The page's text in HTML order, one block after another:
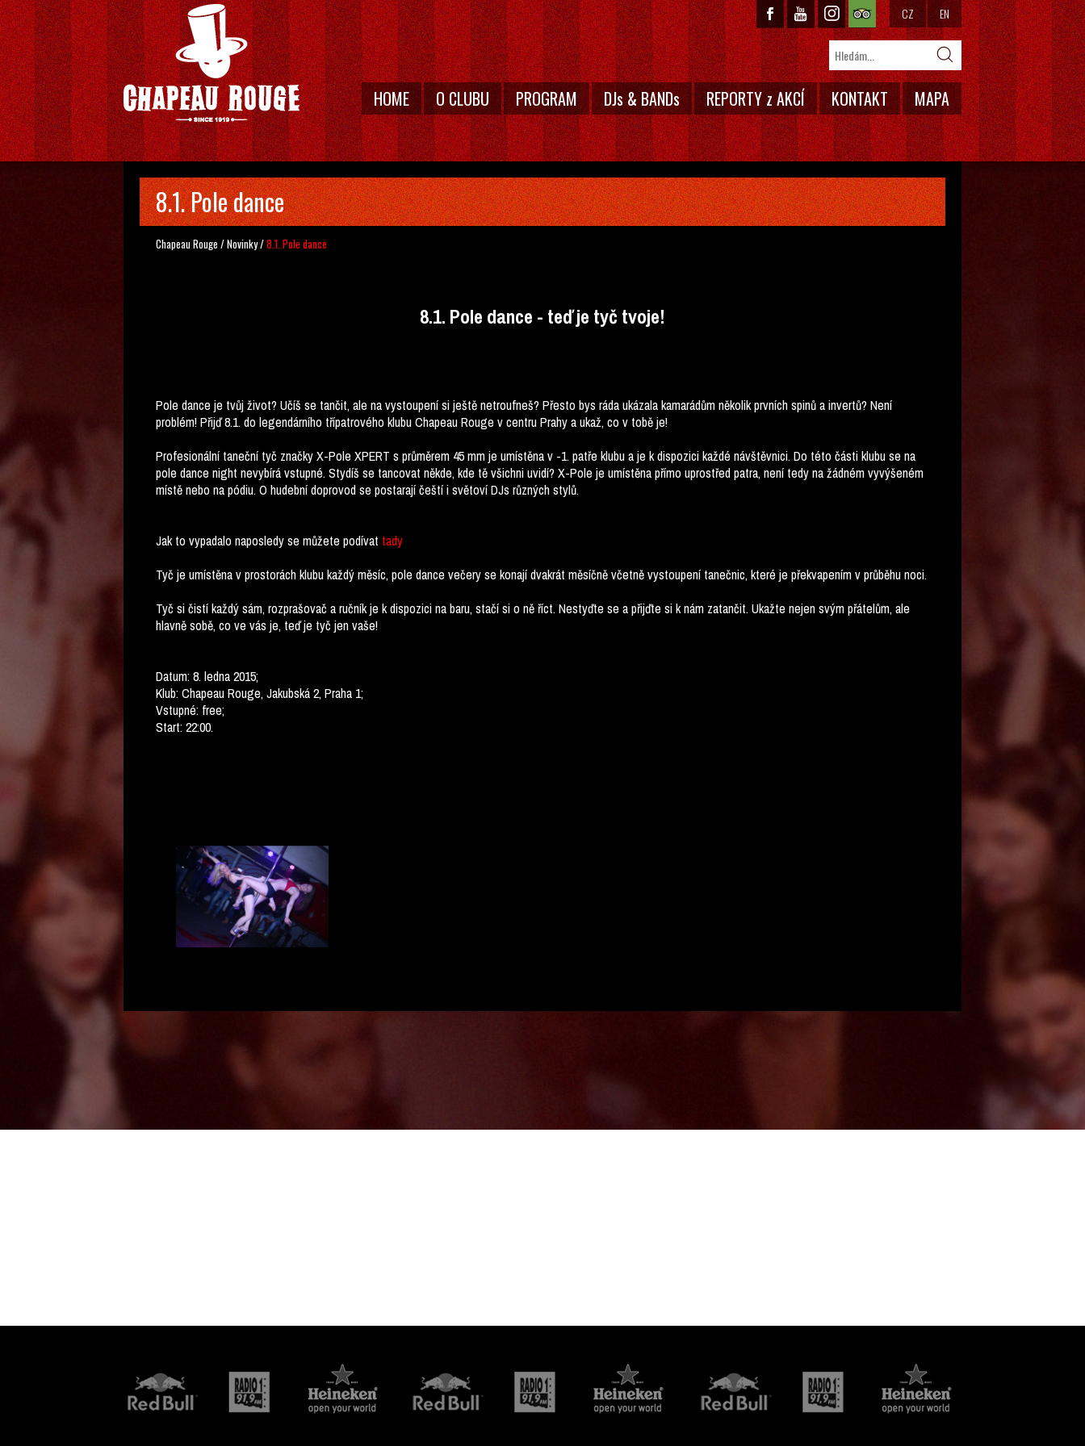
HOME O CLUBU PROGRAM DJs & BANDs REPORTY z AKCÍ KONTAKT MAPA
CZ EN
8.1. Pole dance
Chapeau Rouge /Novinky/8.1. Pole dance
8.1. Pole dance - teď je tyč tvoje!
Pole dance je tvůj život? Učíš se tančit, ale na vystoupení si ještě netroufneš? Přesto bys ráda ukázala kamarádům několik prvních spinů a invertů? Není
problém! Přijď 8.1. do legendárního třípatrového klubu Chapeau Rouge v centru Prahy a ukaž, co v tobě je!
Profesionální taneční tyč značky X-Pole XPERT s průměrem 45 mm je umístěna v -1. patře klubu a je k dispozici každé návštěvnici. Do této části klubu se na
pole dance night nevybírá vstupné. Stydíš se tancovat někde, kde tě všichni uvidí? X-Pole je umístěna přímo uprostřed patra, není tedy na žádném vyvýšeném
místě nebo na pódiu. O hudební doprovod se postarají čeští i světoví DJs různých stylů.
Jak to vypadalo naposledy se můžete podívat tady
Tyč je umístěna v prostorách klubu každý měsíc, pole dance večery se konají dvakrát měsíčně včetně vystoupení tanečnic, které je překvapením v průběhu noci.
Tyč si čistí každý sám, rozprašovač a ručník je k dispozici na baru, stačí si o ně říct. Nestyďte se a přijďte si k nám zatančit. Ukažte nejen svým přátelům, ale
hlavně sobě, co ve vás je, teď je tyč jen vaše!
Datum: 8. ledna 2015;
Klub: Chapeau Rouge, Jakubská 2, Praha 1;
Vstupné: free;
Start: 22:00.